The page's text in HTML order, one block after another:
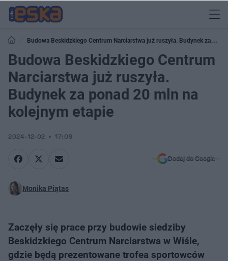
Budowa Beskidzkiego Centrum Narciarstwa już ruszyła. Budynek za
ponad 20 mln na kolejnym etapie
Budowa Beskidzkiego Centrum
Narciarstwa już ruszyła.
Budynek za ponad 20 mln na
kolejnym etapie
2024-12-02 17:09
Dodaj do Google
Monika Piątas
Zaczęły się prace przy budowie siedziby
Beskidzkiego Centrum Narciarstwa w Wiśle,
gdzie będą prezentowane trofea sportowców